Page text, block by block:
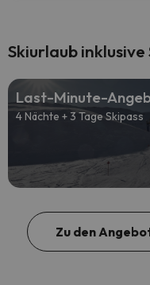
Skiurlaub inklusive
Last-Minute-
4 Nächte + 3 Tage Skipass
Zu den